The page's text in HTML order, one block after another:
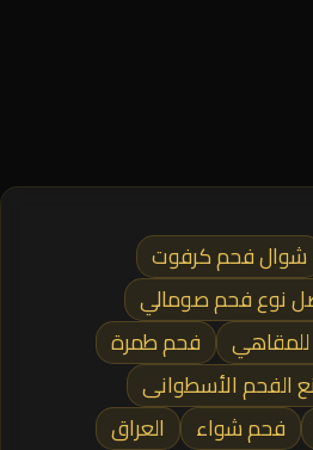
شوال فحم كرفوت
نوع فحم صومالي
فحم طمرة
الفحم الأسطوانى
فحم شواء
العراق